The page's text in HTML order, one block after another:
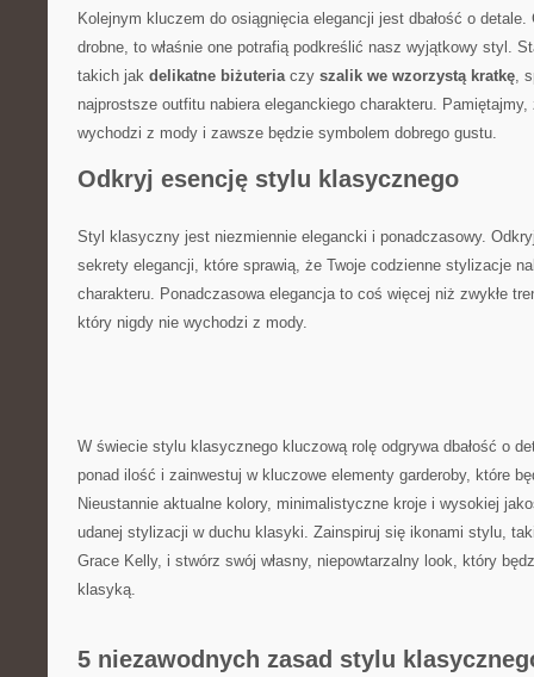
Kolejnym⁢ kluczem do⁣ osiągnięcia elegancji jest dbałość o
drobne, to właśnie one‍ potrafią podkreślić nasz wyjątkowy styl.
takich jak delikatne biżuteriaczy⁤ szalik we wzorzystą kratkę,⁣
najprostsze outfitu nabiera eleganckiego charakteru.‍
wychodzi z mody i ​zawsze‍ będzie symbolem⁤ dobrego ‍gustu.
Odkryj esencję stylu klasycznego
Styl klasyczny jest niezmiennie⁣ elegancki i ponadczasowy.
sekrety elegancji, ‍które sprawią, że Twoje codzienne⁢ stylizacje
charakteru. Ponadczasowa elegancja to coś więcej niż‍ zwykłe
‌który nigdy nie wychodzi z⁤ mody.
W świecie stylu klasycznego kluczową rolę ⁤odgrywa dbałość o⁤
ponad ⁢ilość ‌i zainwestuj w kluczowe‌ elementy garderoby, które​
Nieustannie aktualne kolory, minimalistyczne‌ kroje i wysokiej
udanej stylizacji w ⁢duchu klasyki. Zainspiruj się ikonami‌ stylu,
Grace⁤ Kelly, i stwórz swój własny, niepowtarzalny look, który
klasyką.
5 niezawodnych zasad stylu